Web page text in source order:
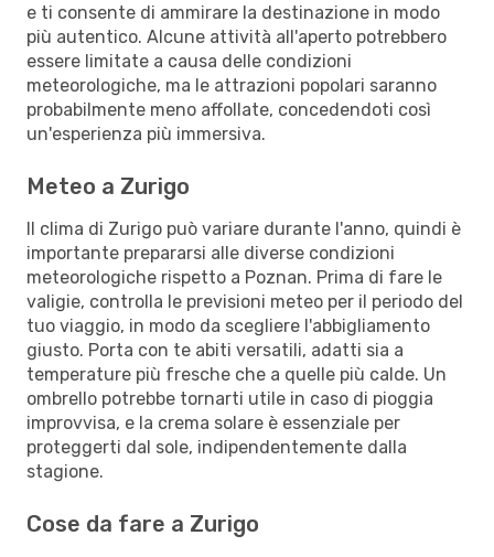
e ti consente di ammirare la destinazione in modo
più autentico. Alcune attività all'aperto potrebbero
essere limitate a causa delle condizioni
meteorologiche, ma le attrazioni popolari saranno
probabilmente meno affollate, concedendoti così
un'esperienza più immersiva.
Meteo a Zurigo
Il clima di Zurigo può variare durante l'anno, quindi è
importante prepararsi alle diverse condizioni
meteorologiche rispetto a Poznan. Prima di fare le
valigie, controlla le previsioni meteo per il periodo del
tuo viaggio, in modo da scegliere l'abbigliamento
giusto. Porta con te abiti versatili, adatti sia a
temperature più fresche che a quelle più calde. Un
ombrello potrebbe tornarti utile in caso di pioggia
improvvisa, e la crema solare è essenziale per
proteggerti dal sole, indipendentemente dalla
stagione.
Cose da fare a Zurigo